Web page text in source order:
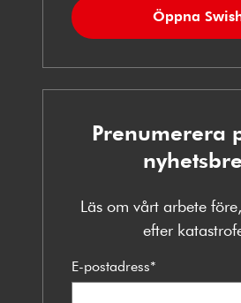
Öppna
Prenumerera
Läs om vårt arbete
efter
E-postadress*